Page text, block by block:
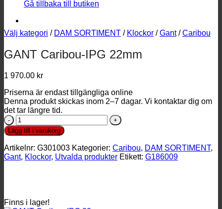
Gå tillbaka till butiken
Välj kategori / DAM SORTIMENT / Klockor / Gant / Caribou
GANT Caribou-IPG 22mm
1 970.00 kr
Priserna är endast tillgängliga online
Denna produkt skickas inom 2–7 dagar. Vi kontaktar dig om
det tar längre tid.
GANT
Caribou-
IPG
22mm
mängd
Lägg till i varukorg
Artikelnr: G301003 Kategorier: Caribou, DAM SORTIMENT,
Gant, Klockor, Utvalda produkter Etikett: G186009
Finns i lager!